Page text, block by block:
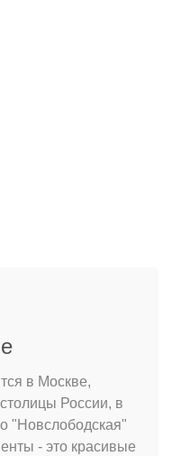
в Москве,
России, в
"Новслободская"
- это красивые